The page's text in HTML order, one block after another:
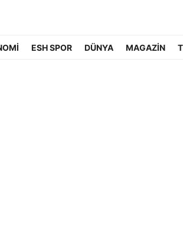
ESH SPOR DÜNYA MAGAZİN